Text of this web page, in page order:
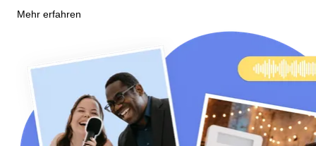
Mehr erfahren